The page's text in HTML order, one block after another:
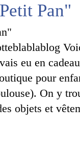
Pan"
eu en
pour
On y
objets et